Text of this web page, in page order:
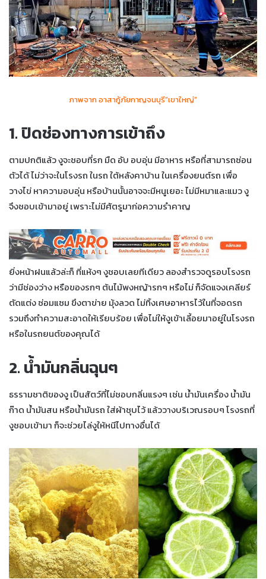
ภาพจาก อาสากู้ภัยกาญจนบุรี”เขาใหญ่”
1. ปิดช่องทางการเข้าถึง
ตามปกติแล้ว งูจะชอบที่รก มืด อับ อบอุ่น มีอาหาร หรือที่สามารถซ่อน
ตัวได้ ไม่ว่าจะในโรงรถ ในรถ ใต้หลังคาบ้าน ในเครื่องยนต์รถ เพื่อ
วางไข่ หาความอบอุ่น หรือบ้านนั้นอาจจะมีหนูเยอะ ไม่มีหมาและแมว งู
จึงชอบเข้ามาอยู่ เพราะไม่มีศัตรูมาก่อความรำคาญ
ยิ่งหน้าฝนแล้วล่ะก็ ที่แห้งๆ งูชอบเลยทีเดียว ลองสำรวจดูรอบโรงรถ
ว่ามีช่องว่าง หรือของรกๆ ต้นไม้พงหญ้ารกๆ หรือไม่ ก็จัดแจงเคลียร์
ตัดแต่ง ซ่อมแซม ขึงตาข่าย มุ้งลวด ไม่ทิ้งเศษอาหารไว้ในที่จอดรถ
รวมถึงทำความสะอาดให้เรียบร้อย เพื่อไม่ให้งูเข้าเลี้อยมาอยู่ในโรงรถ
หรือในรถยนต์ของคุณได้
2. น้ำมันกลิ่นฉุนๆ
ธรรามชาติของงู เป็นสัตว์ที่ไม่ชอบกลิ่นแรงๆ เช่น น้ำมันเครื่อง น้ำมัน
ก๊าด น้ำมันสน หรือน้ำมันรถ ใส่ผ้าชุบไว้ แล้ววางบริเวณรอบๆ โรงรถที่
งูชอบเข้ามา ก็จะช่วยไล่งูให้หนีไปทางอื่นได้